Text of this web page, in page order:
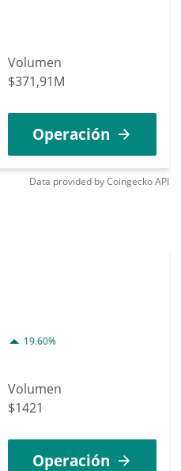
Volumen
$371,91M
Operación
Data provided byCoingeckoAPI
19.60%
Volumen
$1421
Operación